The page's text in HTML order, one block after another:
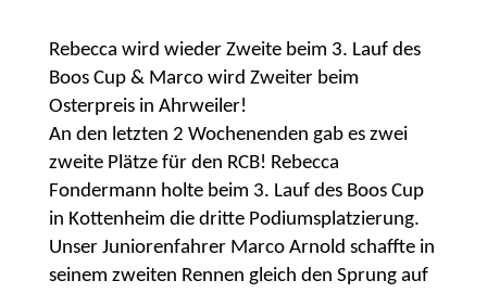
Rebecca wird wieder Zweite beim 3. Lauf des
Boos Cup & Marco wird Zweiter beim
Osterpreis in Ahrweiler!
An den letzten 2 Wochenenden gab es zwei
zweite Plätze für den RCB! Rebecca
Fondermann holte beim 3. Lauf des Boos Cup
in Kottenheim die dritte Podiumsplatzierung.
Unser Juniorenfahrer Marco Arnold schaffte in
seinem zweiten Rennen gleich den Sprung auf